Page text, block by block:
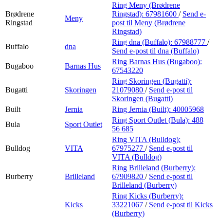
Brødrene
Ringstad
Meny
Ring Meny (Brødrene
Ringstad): 67981600 / Send e-
post til Meny (Brødrene
Ringstad)
Buffalo
dna
Ring dna (Buffalo): 67988777 /
Send e-post til dna (Buffalo)
Bugaboo
Barnas Hus
Ring Barnas Hus (Bugaboo):
67543220
Bugatti Skoringen
Ring Skoringen (Bugatti):
21079080 / Send e-post til
Skoringen (Bugatti)
Built
Jernia Ring Jernia (Built): 40005968
Bula
Sport Outlet
Ring Sport Outlet (Bula): 488
56 685
Bulldog VITA
Ring VITA (Bulldog):
67975277 / Send e-post til
VITA (Bulldog)
Burberry Brilleland
Ring Brilleland (Burberry):
67909820 / Send e-post til
Brilleland (Burberry)
Kicks
Ring Kicks (Burberry):
33221067 / Send e-post til Kicks
(Burberry)